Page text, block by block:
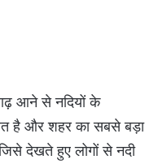
आने से नदियों के
है और शहर का सबसे बड़ा
देखते हुए लोगों से नदी